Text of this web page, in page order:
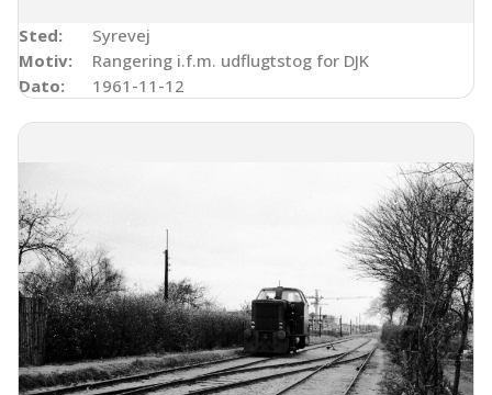
Sted:
Syrevej
Motiv:
Rangering i.f.m. udflugtstog for DJK
Dato:
1961-11-12